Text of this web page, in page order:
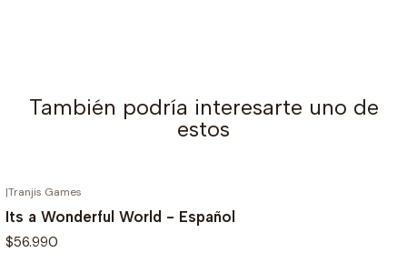
También podría interesarte uno de
estos
|Tranjis Games
Its a Wonderful World - Español
$56.990